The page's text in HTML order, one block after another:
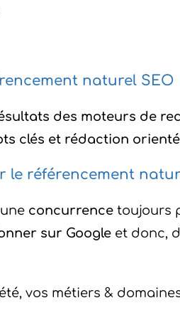
naturel SEO
des moteurs de
clés et rédaction
le référencement
concurrence toujours
sur Google et donc,
vos métiers &